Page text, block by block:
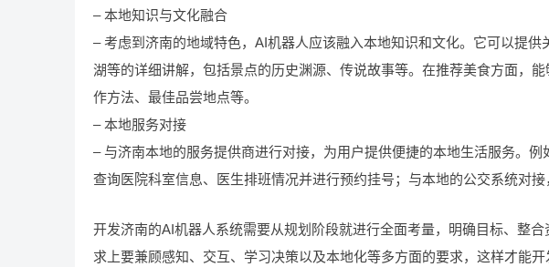
– 本地知识与文化融合
– 考虑到济南的地域特色，AI机器人应该融入本地知识和文化。它可以提
湖等的详细讲解，包括景点的历史渊源、传说故事等。在推荐美食方面，
作方法、最佳品尝地点等。
– 本地服务对接
– 与济南本地的服务提供商进行对接，为用户提供便捷的本地生活服务。
查询医院科室信息、医生排班情况并进行预约挂号；与本地的公交系统对
开发济南的AI机器人系统需要从规划阶段就进行全面考量，明确目标、整
求上要兼顾感知、交互、学习决策以及本地化等多方面的要求，这样才能